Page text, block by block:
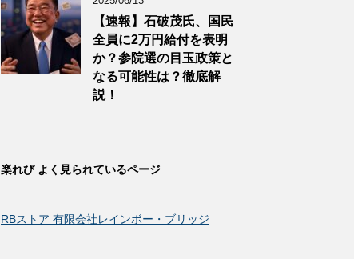
【速報】石破茂氏、国民
全員に2万円給付を表明
か？参院選の目玉政策と
なる可能性は？徹底解
説！
楽れび よく見られているページ
RBストア 有限会社レインボー・ブリッジ